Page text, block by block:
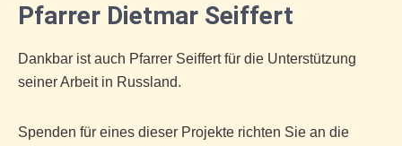
Pfarrer Dietmar Seiffert
Dankbar ist auch Pfarrer Seiffert für die Unterstützung
seiner Arbeit in Russland.
Spenden für eines dieser Projekte richten Sie an die